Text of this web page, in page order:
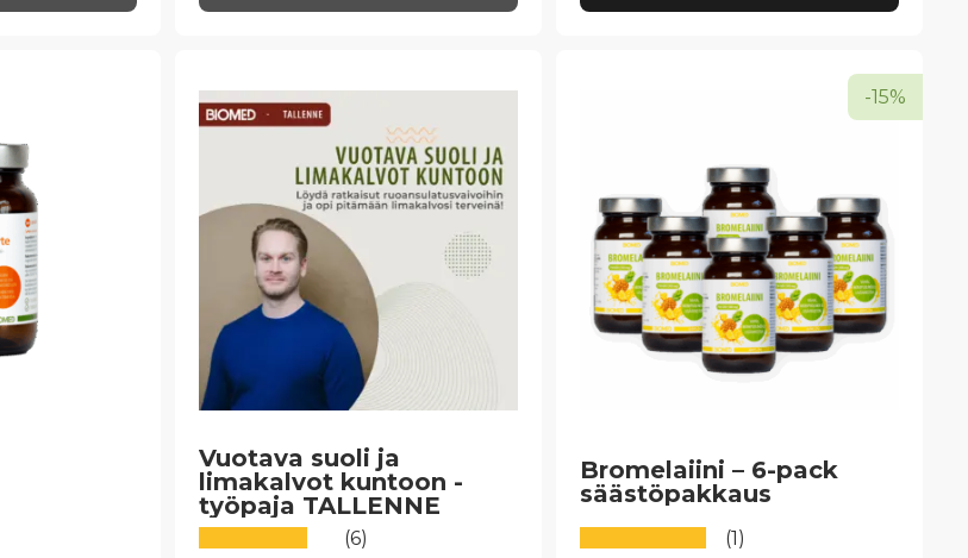
on
tehdä
valinnat
Vuotava suoli ja
limakalvot kuntoon -
työpaja TALLENNE
(6)
-15%
Bromelaiini – 6-pack
säästöpakkaus
(1)